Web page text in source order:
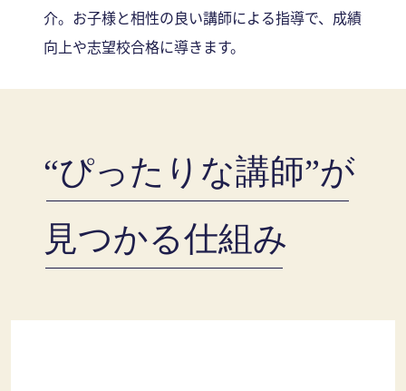
介。お子様と相性の良い講師による指導で、成績
向上や志望校合格に導きます。
“ぴったりな講師”が
見つかる仕組み